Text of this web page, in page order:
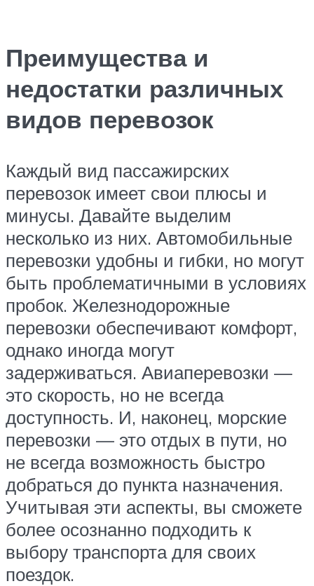
Преимущества и
недостатки различных
видов перевозок
Каждый вид пассажирских
перевозок имеет свои плюсы и
минусы. Давайте выделим
несколько из них. Автомобильные
перевозки удобны и гибки, но могут
быть проблематичными в условиях
пробок. Железнодорожные
перевозки обеспечивают комфорт,
однако иногда могут
задерживаться. Авиаперевозки —
это скорость, но не всегда
доступность. И, наконец, морские
перевозки — это отдых в пути, но
не всегда возможность быстро
добраться до пункта назначения.
Учитывая эти аспекты, вы сможете
более осознанно подходить к
выбору транспорта для своих
поездок.